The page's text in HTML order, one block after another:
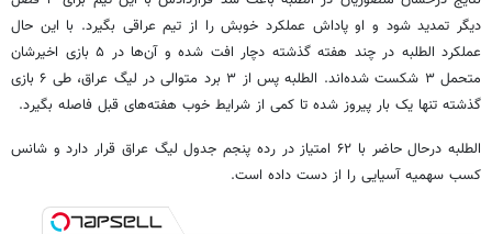
دیگر تمدید شود و او پاداش عملکرد خوبش را از تیم عراقی بگیرد. با این حال
عملکرد الطلبه در چند هفته گذشته دچار افت شده و آن‌ها در ۵ بازی اخیرشان
متحمل ۳ شکست شده‌اند. الطلبه پس از ۳ برد متوالی در لیگ عراق، طی ۶ بازی
گذشته تنها یک بار پیروز شده تا کمی از شرایط خوب هفته‌های قبل فاصله بگیرد.
الطلبه درحال حاضر با ۶۲ امتیاز در رده پنجم جدول لیگ عراق قرار دارد و شانس
کسب سهمیه آسیایی را از دست داده است.